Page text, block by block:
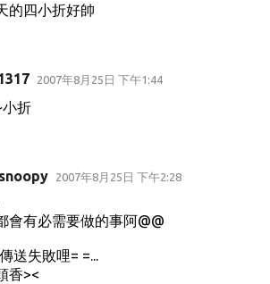
的四小折好帥
2007年8月25日 下午1:44
折
2007年8月25日 下午2:28
會有必需要做的事阿@@
送失敗哩= =...
香><